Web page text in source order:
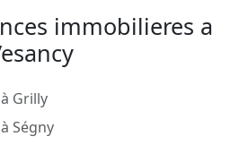
immobilieres a
Grilly
Ségny